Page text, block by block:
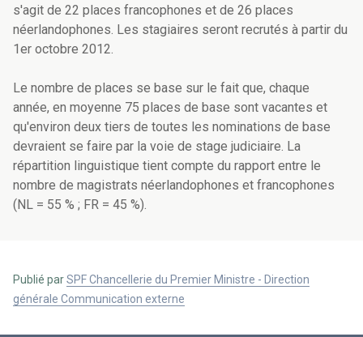
s'agit de 22 places francophones et de 26 places
néerlandophones. Les stagiaires seront recrutés à partir du
1er octobre 2012.
Le nombre de places se base sur le fait que, chaque
année, en moyenne 75 places de base sont vacantes et
qu'environ deux tiers de toutes les nominations de base
devraient se faire par la voie de stage judiciaire. La
répartition linguistique tient compte du rapport entre le
nombre de magistrats néerlandophones et francophones
(NL = 55 % ; FR = 45 %).
Publié parSPF Chancellerie du Premier Ministre - Direction
générale Communication externe